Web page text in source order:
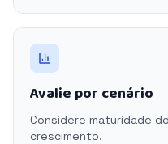
Avalie por cenário
Considere maturidade
crescimento.